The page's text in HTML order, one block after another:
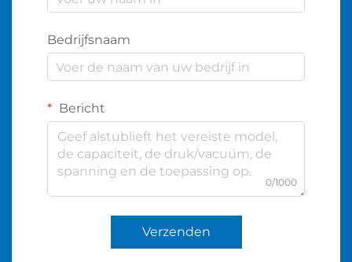
Bedrijfsnaam
Bericht
0/1000
Verzenden